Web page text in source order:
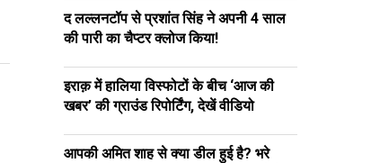
द लल्लनटॉप से प्रशांत सिंह ने अपनी 4 साल
की पारी का चैप्टर क्लोज किया!
इराक़ में हालिया विस्फोटों के बीच ‘आज की
खबर’ की ग्राउंड रिपोर्टिंग, देखें वीडियो
आपकी अमित शाह से क्या डील हुई है? भरे